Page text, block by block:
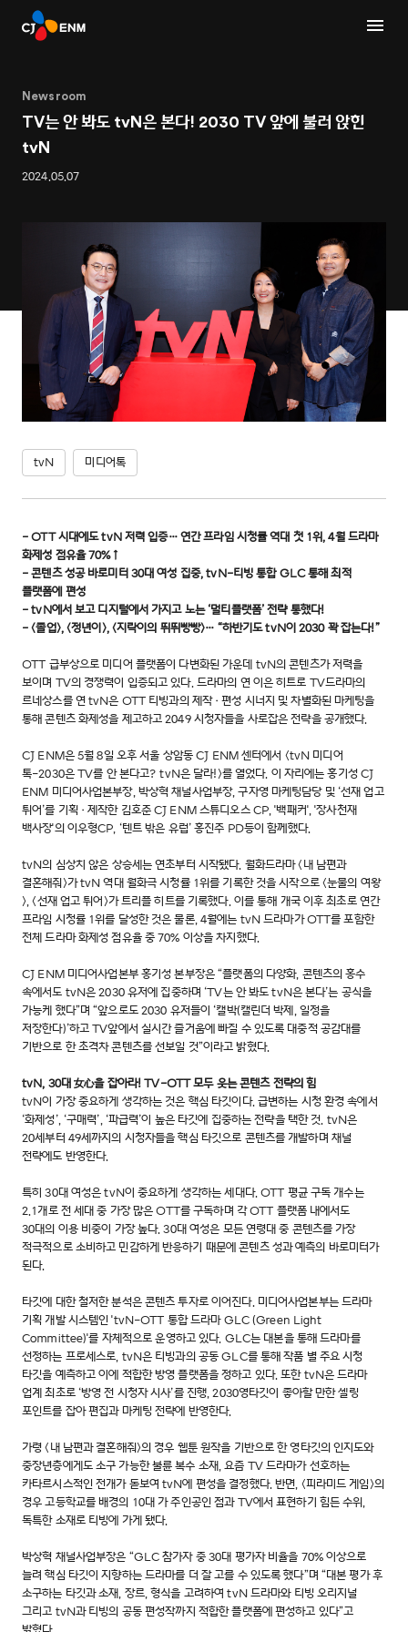
Newsroom
TV는 안 봐도 tvN은 본다! 2030 TV 앞에 불러 앉힌
tvN
2024.05.07
tvN 미디어톡
- OTT 시대에도 tvN 저력 입증… 연간 프라임 시청률 역대 첫 1위, 4월 드라마
화제성 점유율 70%↑
- 콘텐츠 성공 바로미터 30대 여성 집중, tvN-티빙 통합 GLC 통해 최적
플랫폼에 편성
- tvN에서 보고 디지털에서 가지고 노는 ‘멀티플랫폼’ 전략 통했다!
- <졸업>, <정년이>, <지락이의 뛰뛰빵빵>… “하반기도 tvN이 2030 꽉 잡는다!”
OTT 급부상으로 미디어 플랫폼이 다변화된 가운데 tvN의 콘텐츠가 저력을
보이며 TV의 경쟁력이 입증되고 있다. 드라마의 연 이은 히트로 TV드라마의
르네상스를 연 tvN은 OTT 티빙과의 제작·편성 시너지 및 차별화된 마케팅을
통해 콘텐츠 화제성을 제고하고 2049 시청자들을 사로잡은 전략을 공개했다.
CJ ENM은 5월 8일 오후 서울 상암동 CJ ENM 센터에서 <tvN 미디어
톡-2030은 TV를 안 본다고? tvN은 달라!>를 열었다. 이 자리에는 홍기성 CJ
ENM 미디어사업본부장, 박상혁 채널사업부장, 구자영 마케팅담당 및 ‘선재 업고
튀어’를 기획·제작한 김호준 CJ ENM 스튜디오스 CP, '백패커', '장사천재
백사장'의 이우형CP, ‘텐트 밖은 유럽’ 홍진주 PD등이 함께했다.
tvN의 심상치 않은 상승세는 연초부터 시작됐다. 월화드라마 <내 남편과
결혼해줘>가 tvN 역대 월화극 시청률 1위를 기록한 것을 시작으로 <눈물의 여왕
>, <선재 업고 튀어>가 트리플 히트를 기록했다. 이를 통해 개국 이후 최초로 연간
프라임 시청률 1위를 달성한 것은 물론, 4월에는 tvN 드라마가 OTT를 포함한
전체 드라마 화제성 점유율 중 70% 이상을 차지했다.
CJ ENM 미디어사업본부 홍기성 본부장은 “플랫폼의 다양화, 콘텐츠의 홍수
속에서도 tvN은 2030 유저에 집중하며 ‘TV는 안 봐도 tvN은 본다’는 공식을
가능케 했다”며 “앞으로도 2030 유저들이 ‘캘박(캘린더 박제, 일정을
저장한다)’하고 TV앞에서 실시간 즐거움에 빠질 수 있도록 대중적 공감대를
기반으로 한 초격차 콘텐츠를 선보일 것”이라고 밝혔다.
tvN, 30대 女心을 잡아라! TV-OTT 모두 웃는 콘텐츠 전략의 힘
tvN이 가장 중요하게 생각하는 것은 핵심 타깃이다. 급변하는 시청 환경 속에서
‘화제성’, ‘구매력’, ‘파급력’이 높은 타깃에 집중하는 전략을 택한 것. tvN은
20세부터 49세까지의 시청자들을 핵심 타깃으로 콘텐츠를 개발하며 채널
전략에도 반영한다.
특히 30대 여성은 tvN이 중요하게 생각하는 세대다. OTT 평균 구독 개수는
2.1개로 전 세대 중 가장 많은 OTT를 구독하며 각 OTT 플랫폼 내에서도
30대의 이용 비중이 가장 높다. 30대 여성은 모든 연령대 중 콘텐츠를 가장
적극적으로 소비하고 민감하게 반응하기 때문에 콘텐츠 성과 예측의 바로미터가
된다.
타깃에 대한 철저한 분석은 콘텐츠 투자로 이어진다. 미디어사업본부는 드라마
기획 개발 시스템인 'tvN-OTT 통합 드라마 GLC (Green Light
Committee)'를 자체적으로 운영하고 있다. GLC는 대본을 통해 드라마를
선정하는 프로세스로, tvN은 티빙과의 공동 GLC를 통해 작품 별 주요 시청
타깃을 예측하고 이에 적합한 방영 플랫폼을 정하고 있다. 또한 tvN은 드라마
업계 최초로 ‘방영 전 시청자 시사’를 진행, 2030영타깃이 좋아할 만한 셀링
포인트를 잡아 편집과 마케팅 전략에 반영한다.
가령 <내 남편과 결혼해줘>의 경우 웹툰 원작을 기반으로 한 영타깃의 인지도와
중장년층에게도 소구 가능한 불륜 복수 소재, 요즘 TV 드라마가 선호하는
카타르시스적인 전개가 돋보여 tvN에 편성을 결정했다. 반면, <피라미드 게임>의
경우 고등학교를 배경의 10대 가 주인공인 점과 TV에서 표현하기 힘든 수위,
독특한 소재로 티빙에 가게 됐다.
박상혁 채널사업부장은 “GLC 참가자 중 30대 평가자 비율을 70% 이상으로
늘려 핵심 타깃이 지향하는 드라마를 더 잘 고를 수 있도록 했다”며 “대본 평가 후
소구하는 타깃과 소재, 장르, 형식을 고려하여 tvN 드라마와 티빙 오리지널
그리고 tvN과 티빙의 공동 편성작까지 적합한 플랫폼에 편성하고 있다”고